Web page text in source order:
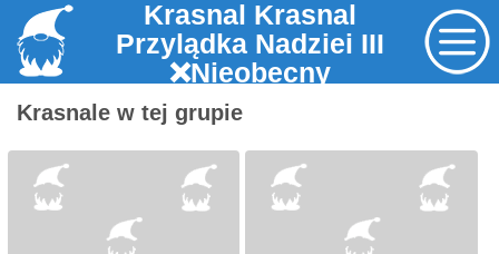
Krasnal Krasnal
Przylądka Nadziei III
❌Nieobecny
Krasnale w tej grupie